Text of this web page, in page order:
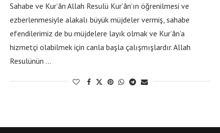
Sahabe ve Kur’ân Allah Resulü Kur’ân’ın öğrenilmesi ve
ezberlenmesiyle alakalı büyük müjdeler vermiş, sahabe
efendilerimiz de bu müjdelere layık olmak ve Kur’ân’a
hizmetçi olabilmek için canla başla çalışmışlardır. Allah
Resulünün …